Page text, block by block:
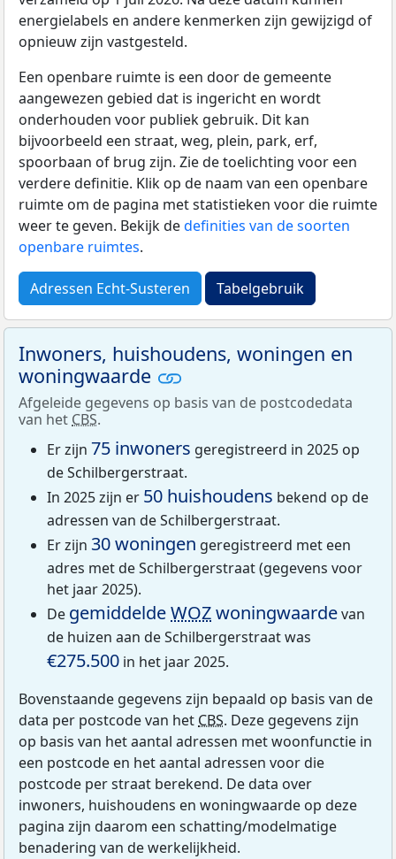
energielabels en andere kenmerken zijn gewijzigd of
opnieuw zijn vastgesteld.
Een openbare ruimte is een door de gemeente
aangewezen gebied dat is ingericht en wordt
onderhouden voor publiek gebruik. Dit kan
bijvoorbeeld een straat, weg, plein, park, erf,
spoorbaan of brug zijn. Zie de toelichting voor een
verdere definitie. Klik op de naam van een openbare
ruimte om de pagina met statistieken voor die ruimte
weer te geven. Bekijk dedefinities van de soorten
openbare ruimtes.
Adressen Echt-Susteren Tabelgebruik
Inwoners, huishoudens, woningen en
woningwaarde
Afgeleide gegevens op basis van de postcodedata
van het CBS.
Er zijn 75 inwoners geregistreerd in 2025 op
de Schilbergerstraat.
In 2025 zijn er 50 huishoudens bekend op de
adressen van de Schilbergerstraat.
Er zijn 30 woningen geregistreerd met een
adres met de Schilbergerstraat (gegevens voor
het jaar 2025).
De gemiddeldeWOZwoningwaardevan
de huizen aan de Schilbergerstraat was
€275.500 in het jaar 2025.
Bovenstaande gegevens zijn bepaald op basis van de
data per postcode van het CBS. Deze gegevens zijn
op basis van het aantal adressen met woonfunctie in
een postcode en het aantal adressen voor die
postcode per straat berekend. De data over
inwoners, huishoudens en woningwaarde op deze
pagina zijn daarom een schatting/modelmatige
benadering van de werkelijkheid.